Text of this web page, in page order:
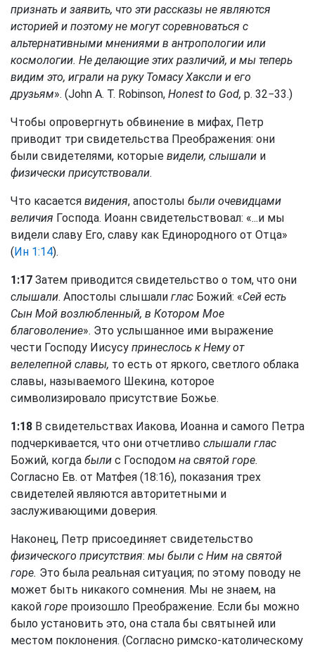
признать и заявить, что эти рассказы не являются
историей и поэтому не могут соревноваться с
альтернативными мнениями в антропологии или
космологии. Не делающие этих различий, и мы теперь
видим это, играли на руку Томасу Хаксли и его
друзьям». (John A. T. Robinson, Honest to God, p. 32−33.)
Чтобы опровергнуть обвинение в мифах, Петр
приводит три свидетельства Преображения: они
были свидетелями, которые видели, слышали и
физически присутствовали.
Что касается видения, апостолы были очевидцами
величия Господа. Иоанн свидетельствовал: «...и мы
видели славу Его, славу как Единородного от Отца»
(Ин 1:14).
1:17 Затем приводится свидетельство о том, что они
слышали. Апостолы слышали глас Божий: «Сей есть
Сын Мой возлюбленный, в Котором Мое
благоволение». Это услышанное ими выражение
чести Господу Иисусу принеслось к Нему от
велелепной славы, то есть от яркого, светлого облака
славы, называемого Шекина, которое
символизировало присутствие Божье.
1:18 В свидетельствах Иакова, Иоанна и самого Петра
подчеркивается, что они отчетливо слышали глас
Божий, когда были с Господом на святой горе.
Согласно Ев. от Матфея (18:16), показания трех
свидетелей являются авторитетными и
заслуживающими доверия.
Наконец, Петр присоединяет свидетельство
физического присутствия: мы были с Ним на святой
горе. Это была реальная ситуация; по этому поводу не
может быть никакого сомнения. Мы не знаем, на
какой горе произошло Преображение. Если бы можно
было установить это, она стала бы святыней или
местом поклонения. (Согласно римско-католическому